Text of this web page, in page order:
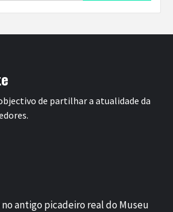
de partilhar a atualidade da
antigo picadeiro real do Museu